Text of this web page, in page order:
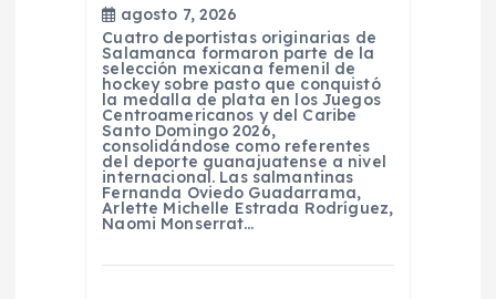
agosto 7, 2026
Cuatro deportistas originarias de
Salamanca formaron parte de la
selección mexicana femenil de
hockey sobre pasto que conquistó
la medalla de plata en los Juegos
Centroamericanos y del Caribe
Santo Domingo 2026,
consolidándose como referentes
del deporte guanajuatense a nivel
internacional. Las salmantinas
Fernanda Oviedo Guadarrama,
Arlette Michelle Estrada Rodríguez,
Naomi Monserrat…